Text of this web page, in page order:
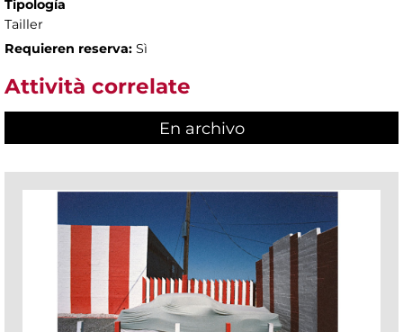
Tipología
Tailler
Requieren reserva: Sì
Attività correlate
En archivo